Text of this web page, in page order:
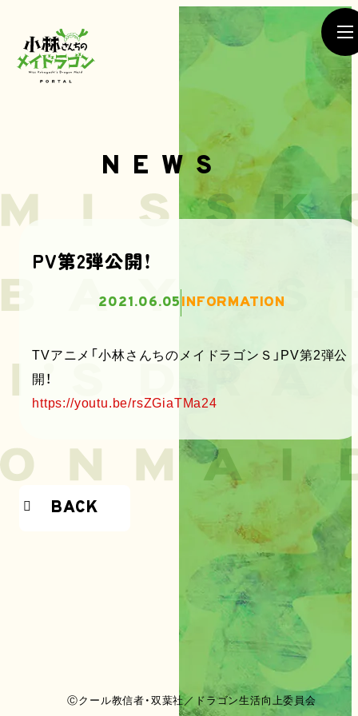
SEASON1
SEASON2
MOVIE
NEWS
PV第2弾公開！
2021.06.05INFORMATION
TVアニメ「小林さんちのメイドラゴンＳ」PV第2弾公
開！
https://youtu.be/rsZGiaTMa24
BACK
Ⓒクール教信者・双葉社／ドラゴン生活向上委員会